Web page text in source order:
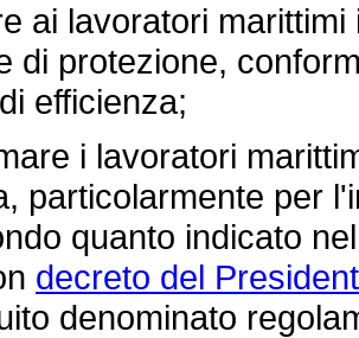
lavoratori marittimi
di protezione,
efficienza;
i lavoratori
particolarmente per
quanto indicato
decreto del
denominato